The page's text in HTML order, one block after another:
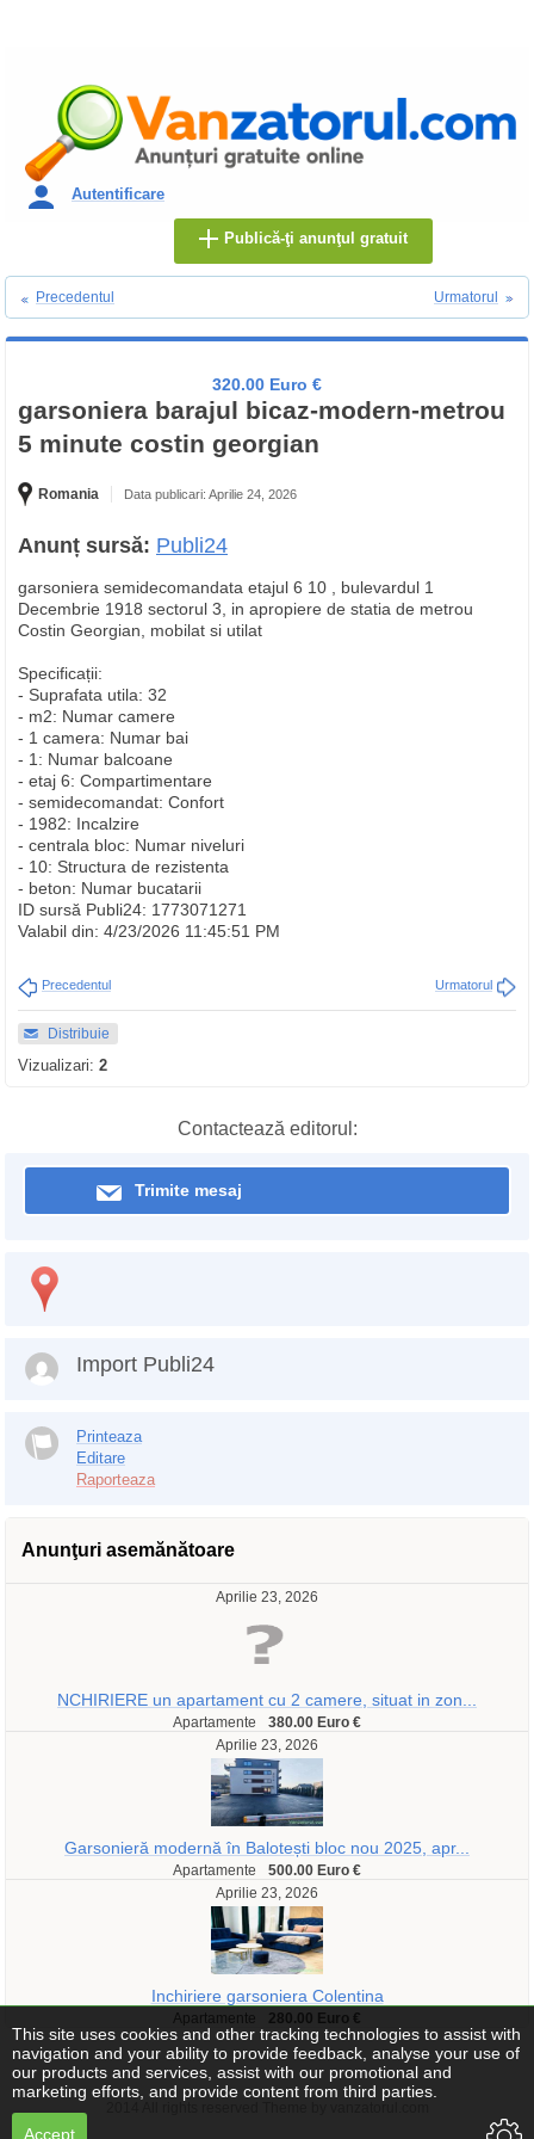
Autentificare
Publică-ţi anunţul gratuit
Precedentul Urmatorul
320.00 Euro €
garsoniera barajul bicaz-modern-metrou
5 minute costin georgian
Romania Data publicari: Aprilie 24, 2026
Anunț sursă: Publi24
garsoniera semidecomandata etajul 6 10 , bulevardul 1
Decembrie 1918 sectorul 3, in apropiere de statia de metrou
Costin Georgian, mobilat si utilat
Specificații:
- Suprafata utila: 32
- m2: Numar camere
- 1 camera: Numar bai
- 1: Numar balcoane
- etaj 6: Compartimentare
- semidecomandat: Confort
- 1982: Incalzire
- centrala bloc: Numar niveluri
- 10: Structura de rezistenta
- beton: Numar bucatarii
ID sursă Publi24: 1773071271
Valabil din: 4/23/2026 11:45:51 PM
Precedentul Urmatorul
Distribuie
Vizualizari: 2
Contactează editorul:
Trimite mesaj
Import Publi24
Printeaza
Editare
Raporteaza
Anunţuri asemănătoare
Aprilie 23, 2026
NCHIRIERE un apartament cu 2 camere, situat in zon...
Apartamente
380.00 Euro €
Aprilie 23, 2026
Garsonieră modernă în Balotești bloc nou 2025, apr...
Apartamente
500.00 Euro €
Aprilie 23, 2026
Inchiriere garsoniera Colentina
Apartamente 280.00 Euro €
This site uses cookies and other tracking technologies to assist with
navigation and your ability to provide feedback, analyse your use of
our products and services, assist with our promotional and
marketing efforts, and provide content from third parties.
Accept